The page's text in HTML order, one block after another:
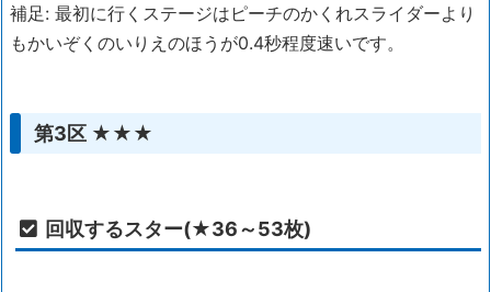
補足: 最初に行くステージはピーチのかくれスライダーより
もかいぞくのいりえのほうが0.4秒程度速いです。
第3区 ★★★
回収するスター(★36～53枚)